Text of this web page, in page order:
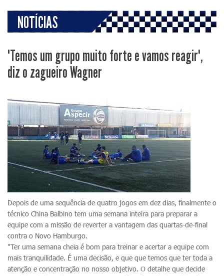
NOTÍCIAS
"Temos um grupo muito forte e vamos reagir",
diz o zagueiro Wagner
Depois de uma sequência de quatro jogos em dez dias, finalmente o
técnico China Balbino tem uma semana inteira para preparar a
equipe com a missão de reverter a vantagem das quartas-de-final
contra o Novo Hamburgo.
"Ter uma semana cheia é bom para treinar e acertar a equipe com
mais tranquilidade. É uma decisão, e que que temos que ter toda a
atenção e concentração no nosso objetivo. O detalhe que decide